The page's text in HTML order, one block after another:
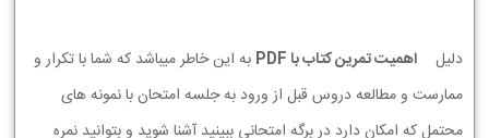
دلیل اهمیت تمرین کتاب با PDF
به این خاطر میباشد که شما با تکرار و
ممارست و مطالعه دروس قبل از ورود به جلسه امتحان با نمونه های
محتمل که امکان دارد در برگه امتحانی ببینید آشنا شوید و بتوانید نمره